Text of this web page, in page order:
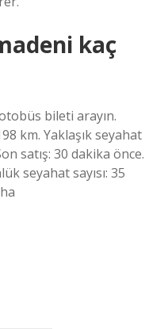
kaç
bileti arayın.
km. Yaklaşık seyahat
satış: 30 dakika önce.
seyahat sayısı: 35